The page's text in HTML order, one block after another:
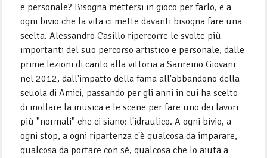
e personale? Bisogna mettersi in gioco per farlo, e a
ogni bivio che la vita ci mette davanti bisogna fare una
scelta. Alessandro Casillo ripercorre le svolte più
importanti del suo percorso artistico e personale, dalle
prime lezioni di canto alla vittoria a Sanremo Giovani
nel 2012, dall'impatto della fama all'abbandono della
scuola di Amici, passando per gli anni in cui ha scelto
di mollare la musica e le scene per fare uno dei lavori
più "normali" che ci siano: l'idraulico. A ogni bivio, a
ogni stop, a ogni ripartenza c'è qualcosa da imparare,
qualcosa da portare con sé, qualcosa che lo aiuta a